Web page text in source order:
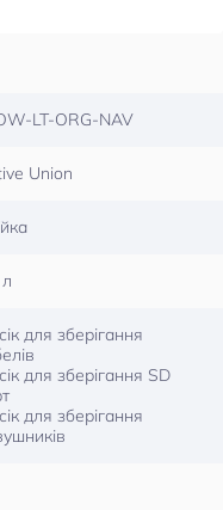
LT-ORG-NAV
Union
для зберігання
для зберігання SD
для зберігання